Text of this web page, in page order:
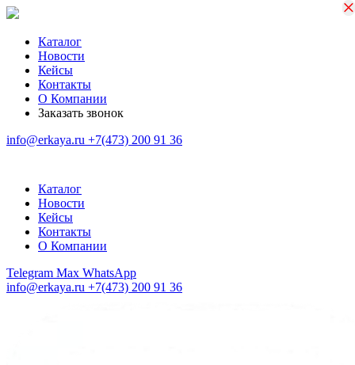
Каталог
Новости
Кейсы
Контакты
О Компании
Заказать звонок
info@erkaya.ru +7(473) 200 91 36
Каталог
Новости
Кейсы
Контакты
О Компании
Telegram Max WhatsApp
info@erkaya.ru +7(473) 200 91 36
×
×